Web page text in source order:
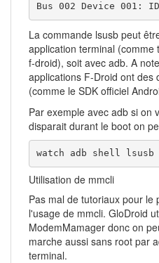
Bus 002 Device 001:
La commande lsusb peut
application terminal
f-droid), soit avec adb. A
applications F-Droid ont des
(comme le SDK officiel
Par exemple avec adb si on
disparait durant le boot on
watch adb shell lsusb
Utilisation de mmcli
Pas mal de tutoriaux pour le
l'usage de mmcli. GloDroid
ModemMamager donc on
marche aussi sans root par
terminal.